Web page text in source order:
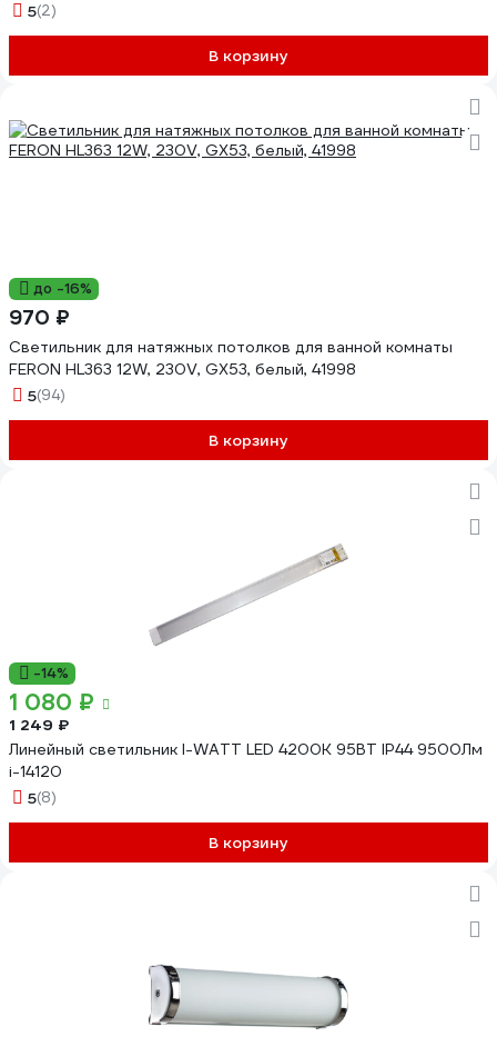
5(2)
В корзину
до -16%
970 ₽
Светильник для натяжных потолков для ванной комнаты
FERON HL363 12W, 230V, GX53, белый, 41998
5(94)
В корзину
-14%
1 080 ₽
1 249 ₽
Линейный светильник I-WATT LED 4200K 95ВТ IP44 9500Лм
i-14120
5(8)
В корзину